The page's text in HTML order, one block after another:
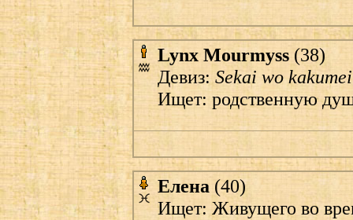
Lynx Mourmyss (38)
Девиз:Sekai wo
Ищет: родственную
Елена (40)
Ищет: Живущего во